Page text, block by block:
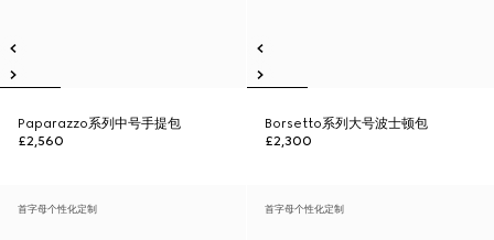
Paparazzo系列中号手提包
£2,560
Borsetto系列大号波士顿包
£2,300
首字母个性化定制 首字母个性化定制